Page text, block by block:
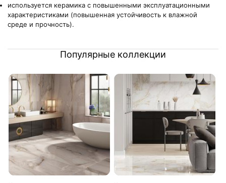
используется керамика с повышенными эксплуатационными
характеристиками (повышенная устойчивость к влажной
среде и прочность).
Популярные коллекции